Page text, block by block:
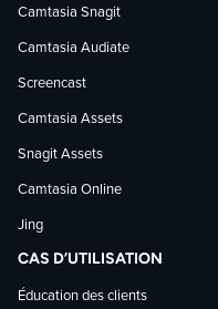
Camtasia Snagit
Camtasia Audiate
Screencast
Camtasia Assets
Snagit Assets
Camtasia Online
Jing
CAS D’UTILISATION
Éducation des clients